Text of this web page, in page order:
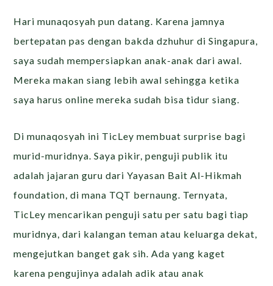
Hari munaqosyah pun datang. Karena jamnya
bertepatan pas dengan bakda dzhuhur di Singapura,
saya sudah mempersiapkan anak-anak dari awal.
Mereka makan siang lebih awal sehingga ketika
saya harus online mereka sudah bisa tidur siang.
Di munaqosyah ini TicLey membuat surprise bagi
murid-muridnya. Saya pikir, penguji publik itu
adalah jajaran guru dari Yayasan Bait Al-Hikmah
foundation, di mana TQT bernaung. Ternyata,
TicLey mencarikan penguji satu per satu bagi tiap
muridnya, dari kalangan teman atau keluarga dekat,
mengejutkan banget gak sih. Ada yang kaget
karena pengujinya adalah adik atau anak